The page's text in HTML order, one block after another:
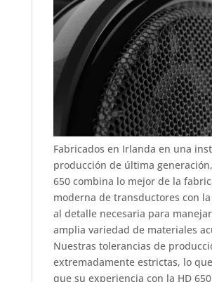
Fabricados en Irlanda en una
producción de última
650 combina lo mejor de la
moderna de transductores con
al detalle necesaria para
amplia variedad de materiales
Nuestras tolerancias de
extremadamente estrictas, lo
que su experiencia con la HD